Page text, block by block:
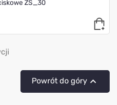
ZS_30
Powrót do góry